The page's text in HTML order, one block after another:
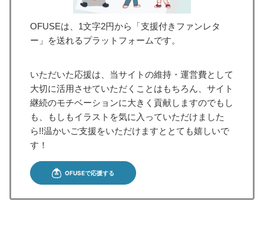
OFUSEは、1文字2円から「支援付きファンレタ
ー」を送れるプラットフォームです。
いただいた応援は、当サイトの維持・運営費として
大切に活用させていただくことはもちろん、サイト
継続のモチベーションに大きく貢献しますのでもし
も、もしもイラストを気に入っていただけました
ら!!温かいご支援をいただけますととても嬉しいで
す！